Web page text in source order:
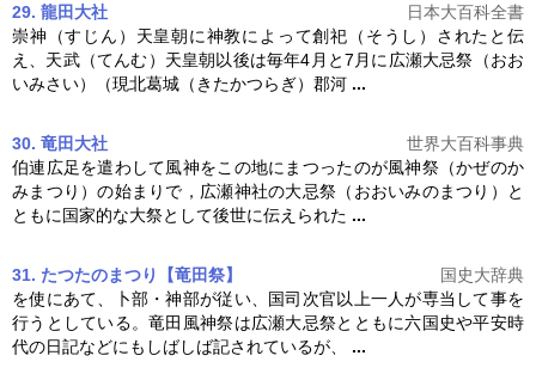
29. 龍田大社
日本大百科全書
崇神（すじん）天皇朝に神教によって創祀（そうし）されたと伝
え、天武（てんむ）天皇朝以後は毎年4月と7月に広瀬大忌祭 （おお
いみさい）（現北葛城（きたかつらぎ）郡河 ...
30. 竜田大社
世界大百科事典
伯連広足を遣わして風神をこの地にまつったのが風神祭（かぜのか
みまつり）の始まりで，広瀬神社の大忌祭 （おおいみのまつり）と
ともに国家的な大祭として後世に伝えられた ...
31. たつたのまつり【竜田祭】
国史大辞典
を使にあて、卜部・神部が従い、国司次官以上一人が専当して事を
行うとしている。竜田風神祭は広瀬大忌祭とともに六国史や平安時
代の日記などにもしばしば記されているが、 ...